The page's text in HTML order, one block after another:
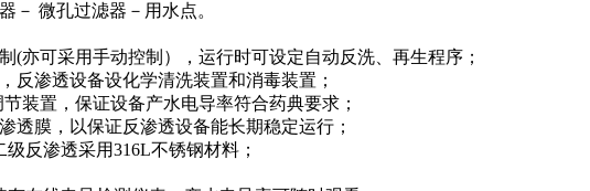
－ 微孔过滤器－用水点。
(亦可采用手动控制），运行时可设定自动反洗、再生程序；
反渗透设备设化学清洗装置和消毒装置；
装置，保证设备产水电导率符合药典要求；
透膜，以保证反渗透设备能长期稳定运行；
反渗透采用316L不锈钢材料；